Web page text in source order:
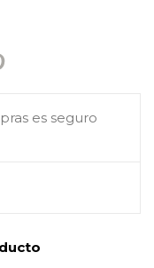
es seguro